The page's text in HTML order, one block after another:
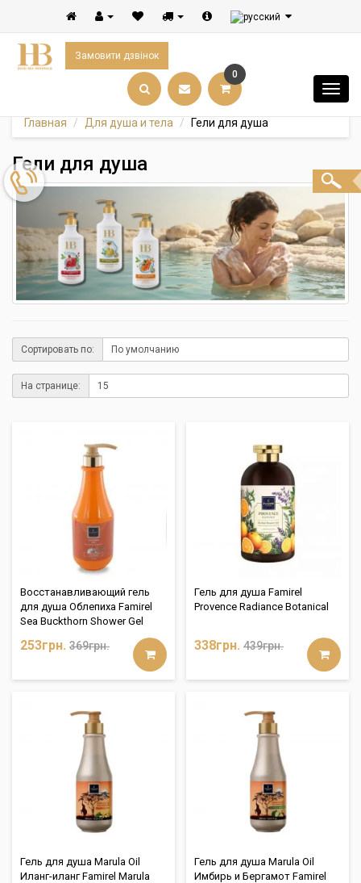
Замовити дзвінок
0
Главная Для душа и тела Гели для душа
Гели для душа
Сортировать по:
На странице:
Восстанавливающий гель
для душа Облепиха Famirel
Sea Buckthorn Shower Gel
253грн. 369грн.
Гель для душа Famirel
Provence Radiance Botanical
338грн. 439грн.
Гель для душа Marula Oil
Иланг-иланг Famirel Marula
Гель для душа Marula Oil
Имбирь и Бергамот Famirel